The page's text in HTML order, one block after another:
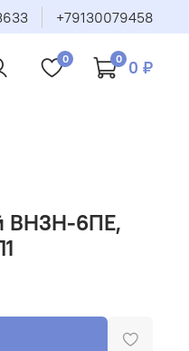
+79130079458
0 0 0 ₽
ВН3Н-6ПЕ,